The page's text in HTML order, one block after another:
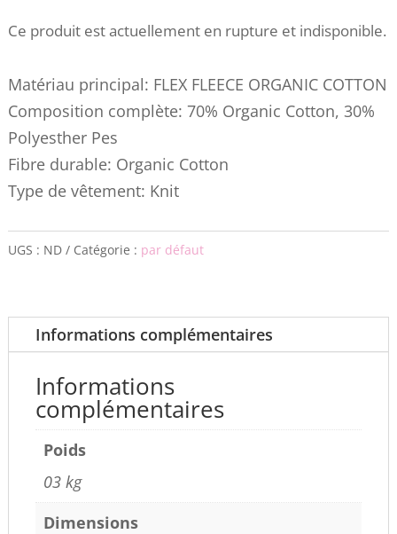
Ce produit est actuellement en rupture et indisponible.
Matériau principal: FLEX FLEECE ORGANIC COTTON
Composition complète: 70% Organic Cotton, 30%
Polyesther Pes
Fibre durable: Organic Cotton
Type de vêtement: Knit
UGS : ND Catégorie : par défaut
Informations complémentaires
Informations
complémentaires
Poids
03 kg
Dimensions